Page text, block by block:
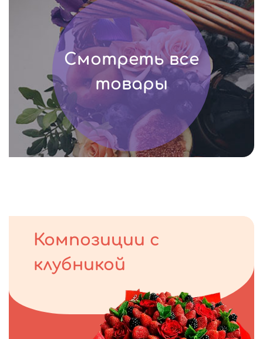
Смотреть все
товары
Композиции с
клубникой